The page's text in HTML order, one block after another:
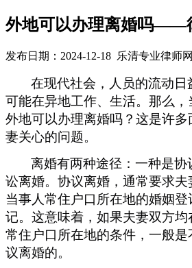
外地可以办理离婚吗——
发布日期：2024-12-18 乐清专业律师网
在现代社会，人员的流动日
可能在异地工作、生活。那么，
外地可以办理离婚吗？这是许
妻关心的问题。
离婚有两种途径：一种是协
讼离婚。协议离婚，通常要求
当事人常住户口所在地的婚姻
记。这意味着，如果夫妻双方
常住户口所在地的条件，一般
议离婚的。